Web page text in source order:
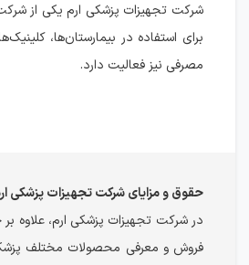
شرکت تجهیزات پزشکی ارم یکی از
برای استفاده در بیمارستان‌ها،
مصرفی نیز فعالیت دارد.
حقوق و مزایای شرکت تجهیزات پزشکی
در شرکت تجهیزات پزشکی ارم، علاوه
فروش و معرفی محصولات مختلف